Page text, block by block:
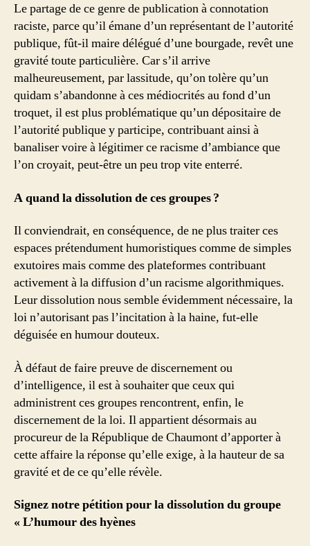
Le partage de ce genre de publication à connotation
raciste, parce qu’il émane d’un représentant de l’autorité
publique, fût-il maire délégué d’une bourgade, revêt une
gravité toute particulière. Car s’il arrive
malheureusement, par lassitude, qu’on tolère qu’un
quidam s’abandonne à ces médiocrités au fond d’un
troquet, il est plus problématique qu’un dépositaire de
l’autorité publique y participe, contribuant ainsi à
banaliser voire à légitimer ce racisme d’ambiance que
l’on croyait, peut-être un peu trop vite enterré.
A quand la dissolution de ces groupes ?
Il conviendrait, en conséquence, de ne plus traiter ces
espaces prétendument humoristiques comme de simples
exutoires mais comme des plateformes contribuant
activement à la diffusion d’un racisme algorithmiques.
Leur dissolution nous semble évidemment nécessaire, la
loi n’autorisant pas l’incitation à la haine, fut-elle
déguisée en humour douteux.
À défaut de faire preuve de discernement ou
d’intelligence, il est à souhaiter que ceux qui
administrent ces groupes rencontrent, enfin, le
discernement de la loi. Il appartient désormais au
procureur de la République de Chaumont d’apporter à
cette affaire la réponse qu’elle exige, à la hauteur de sa
gravité et de ce qu’elle révèle.
Signez notre pétition pour la dissolution du groupe
« L’humour des hyènes